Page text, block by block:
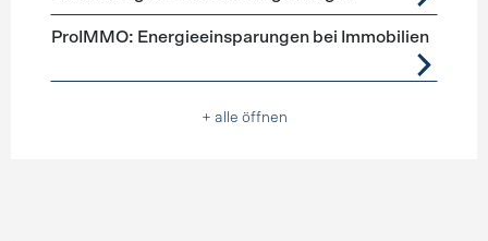
ProIMMO: Energieeinsparungen bei Immobilien
+ alle öffnen